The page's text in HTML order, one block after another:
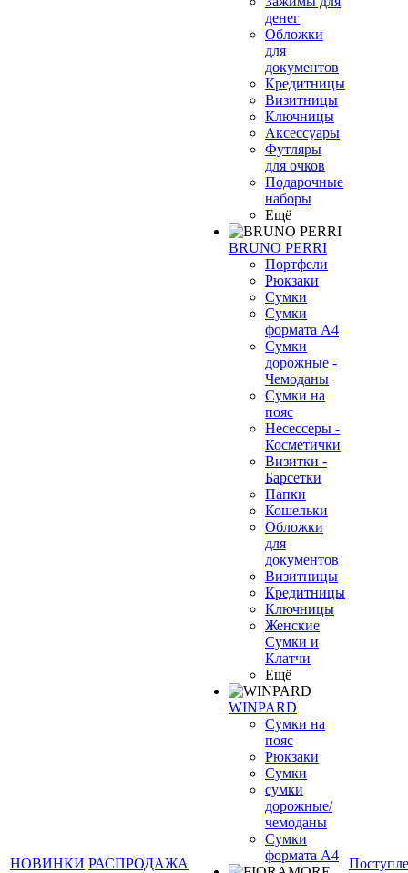
НОВИНКИ РАСПРОДАЖА
денег
Обложки
для
документов
Кредитницы
Визитницы
Ключницы
Аксессуары
Футляры
для очков
Подарочные
наборы
Ещё
BRUNO PERRI
Портфели
Рюкзаки
Сумки
Сумки
формата А4
Сумки
дорожные -
Чемоданы
Сумки на
пояс
Несессеры -
Косметички
Визитки -
Барсетки
Папки
Кошельки
Обложки
для
документов
Визитницы
Кредитницы
Ключницы
Женские
Сумки и
Клатчи
Ещё
WINPARD
Сумки на
пояс
Рюкзаки
Сумки
сумки
дорожные/
чемоданы
Сумки
формата А4